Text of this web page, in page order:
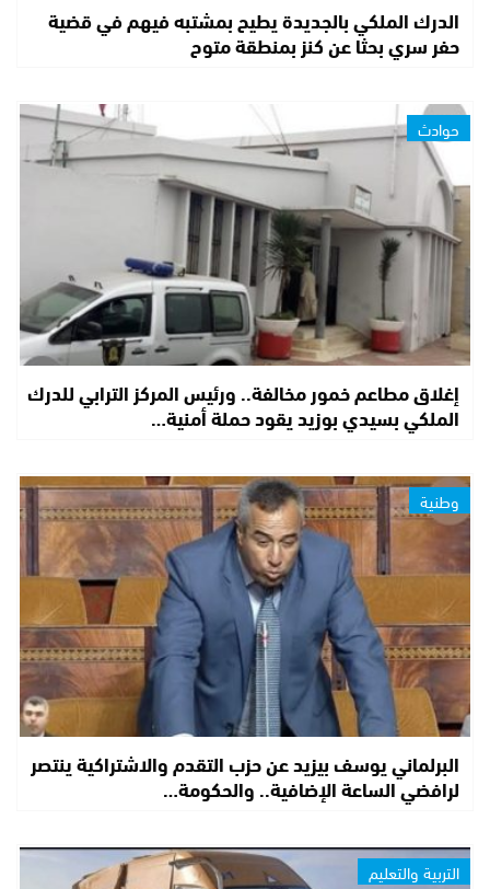
الدرك الملكي بالجديدة يطيح بمشتبه فيهم في قضية
حفر سري بحثا عن كنز بمنطقة متوح
حوادث
إغلاق مطاعم خمور مخالفة.. ورئيس المركز الترابي للدرك
الملكي بسيدي بوزيد يقود حملة أمنية…
وطنية
البرلماني يوسف بيزيد عن حزب التقدم والاشتراكية ينتصر
لرافضي الساعة الإضافية.. والحكومة…
التربية والتعليم